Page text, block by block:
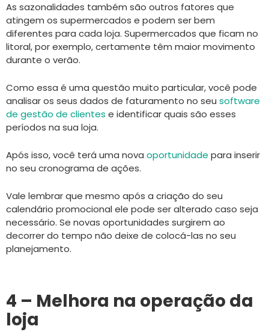
As sazonalidades também são outros fatores que
atingem os supermercados e podem ser bem
diferentes para cada loja. Supermercados que ficam no
litoral, por exemplo, certamente têm maior movimento
durante o verão.
Como essa é uma questão muito particular, você pode
analisar os seus dados de faturamento no seu software
de gestão de clientes e identificar quais são esses
períodos na sua loja.
Após isso, você terá uma nova oportunidade para inserir
no seu cronograma de ações.
Vale lembrar que mesmo após a criação do seu
calendário promocional ele pode ser alterado caso seja
necessário. Se novas oportunidades surgirem ao
decorrer do tempo não deixe de colocá-las no seu
planejamento.
4 – Melhora na operação da
loja